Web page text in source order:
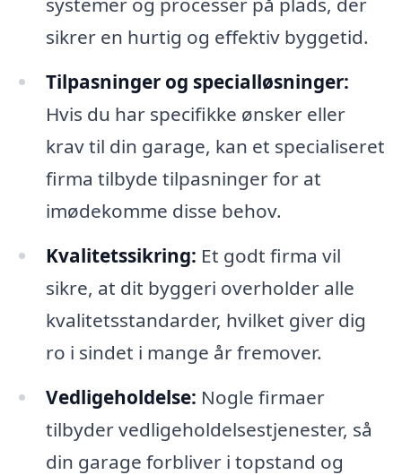
sikrer en hurtig og effektiv byggetid.
Tilpasninger og specialløsninger:
Hvis du har specifikke ønsker eller
krav til din garage, kan et specialiseret
firma tilbyde tilpasninger for at
imødekomme disse behov.
Kvalitetssikring: Et godt firma vil
sikre, at dit byggeri overholder alle
kvalitetsstandarder, hvilket giver dig
ro i sindet i mange år fremover.
Vedligeholdelse: Nogle firmaer
tilbyder vedligeholdelsestjenester, så
din garage forbliver i topstand og